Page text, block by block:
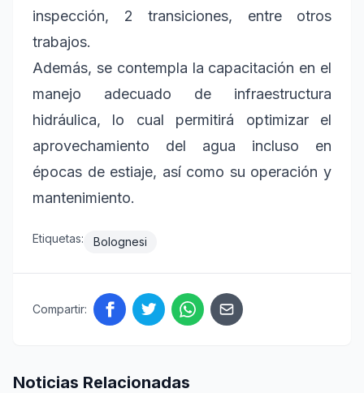
inspección, 2 transiciones, entre otros
trabajos.
Además, se contempla la capacitación en el
manejo adecuado de infraestructura
hidráulica, lo cual permitirá optimizar el
aprovechamiento del agua incluso en
épocas de estiaje, así como su operación y
mantenimiento.
Etiquetas: Bolognesi
Compartir:
Noticias Relacionadas